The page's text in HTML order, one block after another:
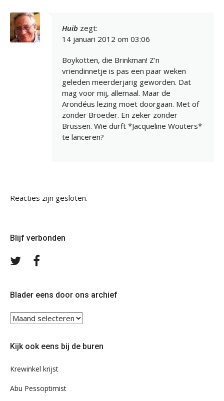
Huib zegt:
14 januari 2012 om 03:06
Boykotten, die Brinkman! Z’n
vriendinnetje is pas een paar weken
geleden meerderjarig geworden. Dat
mag voor mij, allemaal. Maar de
Arondéus lezing moet doorgaan. Met of
zonder Broeder. En zeker zonder
Brussen. Wie durft *Jacqueline Wouters*
te lanceren?
Reacties zijn gesloten.
Blijf verbonden
Volg
Blader eens door ons archief
Blader
eens
ons
Kijk ook eens bij de buren
Krewinkel krijst
Abu Pessoptimist